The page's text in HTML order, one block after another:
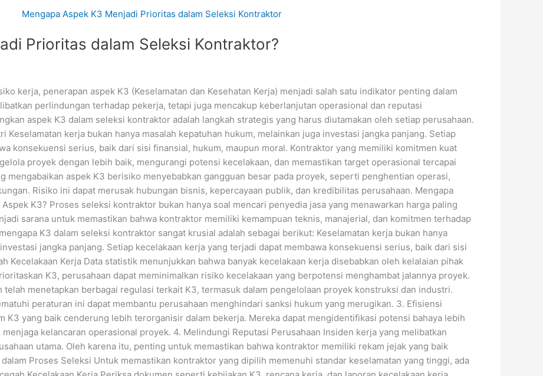
Prioritas dalam Seleksi Kontraktor?
kerja, penerapan aspek K3 (Keselamatan dan Kesehatan Kerja) menjadi salah satu indikator penting dalam
perlindungan terhadap pekerja, tetapi juga mencakup keberlanjutan operasional dan reputasi
aspek K3 dalam seleksi kontraktor adalah langkah strategis yang harus diutamakan oleh setiap perusahaan.
Keselamatan kerja bukan hanya masalah kepatuhan hukum, melainkan juga investasi jangka panjang. Setiap
konsekuensi serius, baik dari sisi finansial, hukum, maupun moral. Kontraktor yang memiliki komitmen kuat
proyek dengan lebih baik, mengurangi potensi kecelakaan, dan memastikan target operasional tercapai
mengabaikan aspek K3 berisiko menyebabkan gangguan besar pada proyek, seperti penghentian operasi,
Risiko ini dapat merusak hubungan bisnis, kepercayaan publik, dan kredibilitas perusahaan. Mengapa
K3? Proses seleksi kontraktor bukan hanya soal mencari penyedia jasa yang menawarkan harga paling
sarana untuk memastikan bahwa kontraktor memiliki kemampuan teknis, manajerial, dan komitmen terhadap
K3 dalam seleksi kontraktor sangat krusial adalah sebagai berikut: Keselamatan kerja bukan hanya
jangka panjang. Setiap kecelakaan kerja yang terjadi dapat membawa konsekuensi serius, baik dari sisi
Kecelakaan Kerja Data statistik menunjukkan bahwa banyak kecelakaan kerja disebabkan oleh kelalaian pihak
K3, perusahaan dapat meminimalkan risiko kecelakaan yang berpotensi menghambat jalannya proyek.
telah menetapkan berbagai regulasi terkait K3, termasuk dalam pengelolaan proyek konstruksi dan industri.
peraturan ini dapat membantu perusahaan menghindari sanksi hukum yang merugikan. 3. Efisiensi
K3 yang baik cenderung lebih terorganisir dalam bekerja. Mereka dapat mengidentifikasi potensi bahaya lebih
kelancaran operasional proyek. 4. Melindungi Reputasi Perusahaan Insiden kerja yang melibatkan
utama. Oleh karena itu, penting untuk memastikan bahwa kontraktor memiliki rekam jejak yang baik
Proses Seleksi Untuk memastikan kontraktor yang dipilih memenuhi standar keselamatan yang tinggi, ada